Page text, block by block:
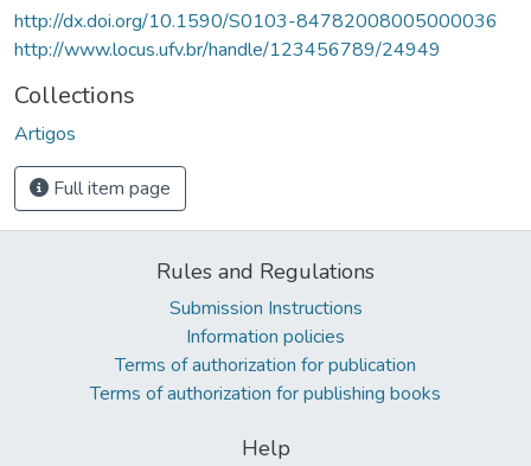
http://dx.doi.org/10.1590/S0103-84782008005000036
http://www.locus.ufv.br/handle/123456789/24949
Collections
Artigos
Full item page
Rules and Regulations
Submission Instructions
Information policies
Terms of authorization for publication
Terms of authorization for publishing books
Help